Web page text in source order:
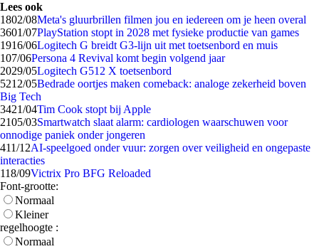
Lees ook
1802/08Meta's gluurbrillen filmen jou en iedereen om je heen overal
3601/07PlayStation stopt in 2028 met fysieke productie van games
1916/06Logitech G breidt G3-lijn uit met toetsenbord en muis
107/06Persona 4 Revival komt begin volgend jaar
2029/05Logitech G512 X toetsenbord
5212/05Bedrade oortjes maken comeback: analoge zekerheid boven
Big Tech
3421/04Tim Cook stopt bij Apple
2105/03Smartwatch slaat alarm: cardiologen waarschuwen voor
onnodige paniek onder jongeren
411/12AI-speelgoed onder vuur: zorgen over veiligheid en ongepaste
interacties
118/09Victrix Pro BFG Reloaded
Font-grootte:
Normaal
Kleiner
regelhoogte :
Normaal